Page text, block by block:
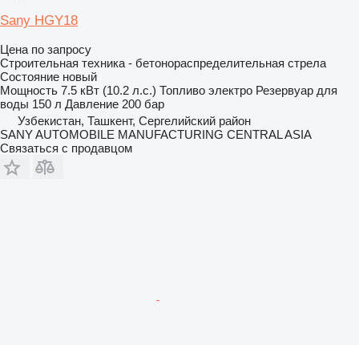
Sany HGY18
Цена по запросу
Строительная техника - бетонораспределительная стрела
Состояние новый
Мощность 7.5 кВт (10.2 л.с.) Топливо электро Резервуар для
воды 150 л Давление 200 бар
Узбекистан, Ташкент, Сергелийский район
SANY AUTOMOBILE MANUFACTURING CENTRAL ASIA
Связаться с продавцом